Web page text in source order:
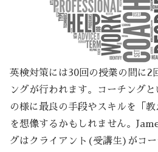
英検対策には30回の授業の間に2
ングが行われます。コーチング
の様に最良の手段やスキルを「
を想像するかもしれません。
グはクライアント(受講生)がコ